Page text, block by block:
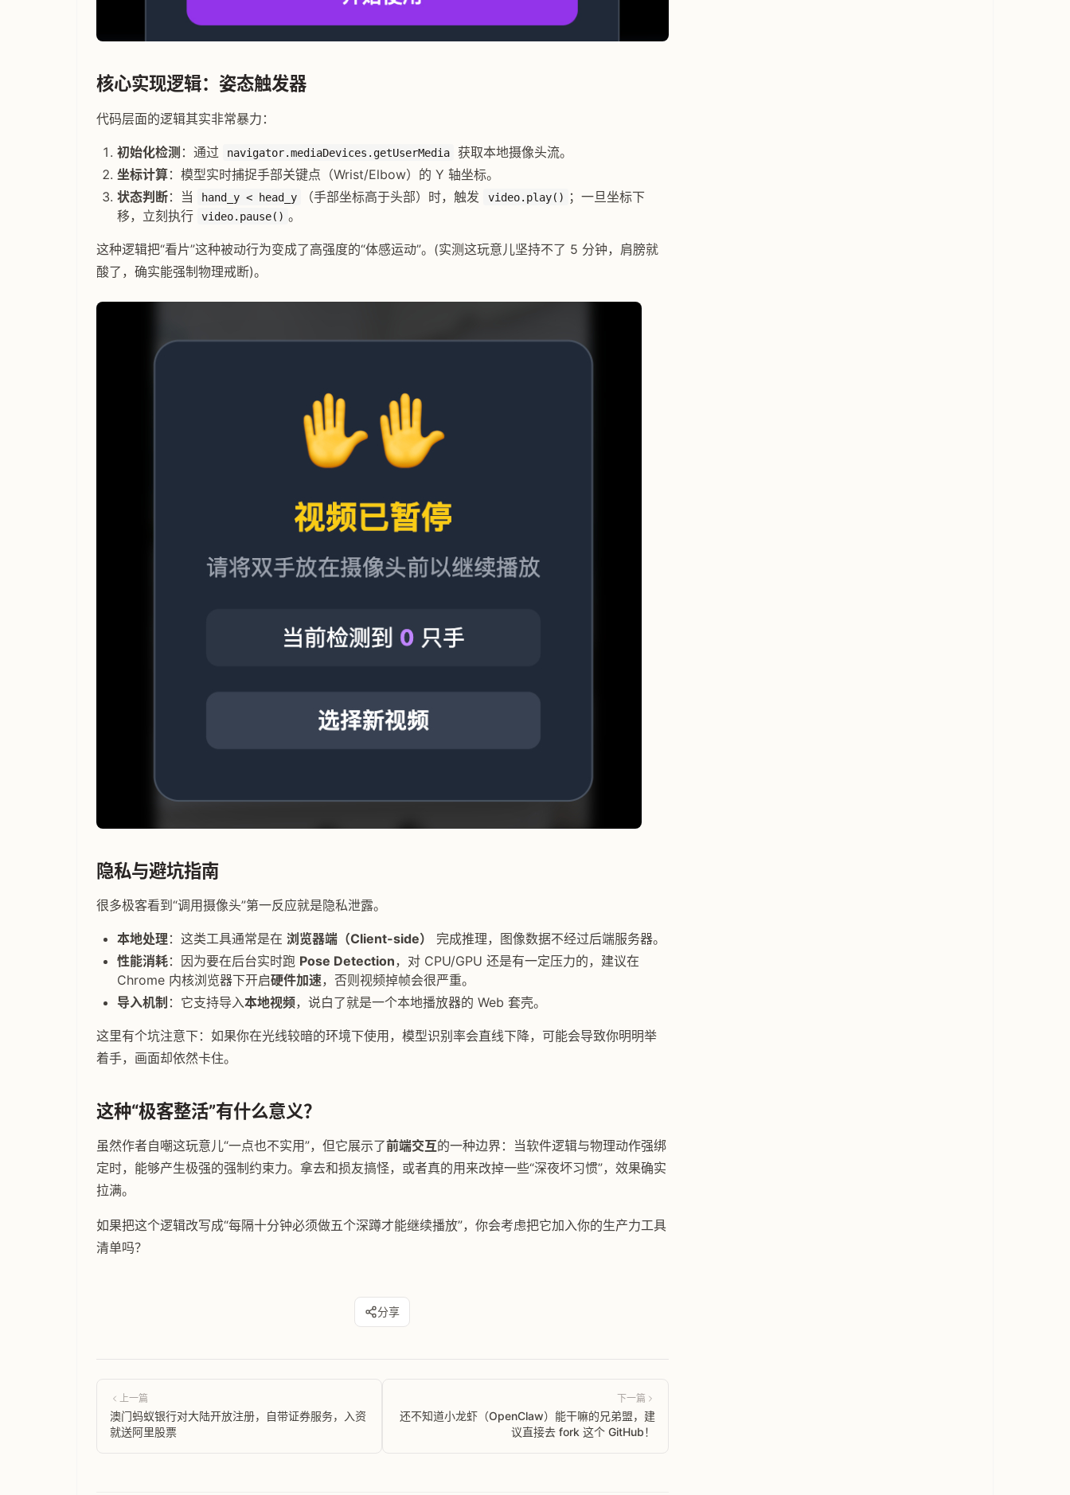
核心实现逻辑：姿态触发器
代码层面的逻辑其实非常暴力：
初始化检测 ：通过 navigator.mediaDevices.getUserMedia
获取本地摄像头流。
坐标计算：模型实时捕捉手部关键点（Wrist/Elbow）的 Y 轴坐标。
状态判断：当 hand_y < head_y （手部坐标高于头部）时，触发 video.play()
；一旦坐标下
移，立刻执行
video.pause() 。
这种逻辑把“看片”这种被动行为变成了高强度的“体感运动”。(实测这玩意儿坚持不了 5 分钟，肩膀就
酸了，确实能强制物理戒断)。
隐私与避坑指南
很多极客看到“调用摄像头”第一反应就是隐私泄露。
本地处理 ：这类工具通常是在 浏览器端（Client-side）
完成推理，图像数据不经过后端服务器。
性能消耗：因为要在后台实时跑 Pose Detection，对 CPU/GPU 还是有一定压力的，建议在
Chrome 内核浏览器下开启硬件加速，否则视频掉帧会很严重。
导入机制 ：它支持导入本地视频，说白了就是一个本地播放器的 Web 套壳。
这里有个坑注意下：如果你在光线较暗的环境下使用，模型识别率会直线下降，可能会导致你明明举
着手，画面却依然卡住。
这种“极客整活”有什么意义？
虽然作者自嘲这玩意儿“一点也不实用”，但它展示了前端交互的一种边界：当软件逻辑与物理动作强绑
定时，能够产生极强的强制约束力。拿去和损友搞怪，或者真的用来改掉一些“深夜坏习惯”，效果确实
拉满。
如果把这个逻辑改写成“每隔十分钟必须做五个深蹲才能继续播放”，你会考虑把它加入你的生产力工具
清单吗？
分享
上一篇
澳门蚂蚁银行对大陆开放注册，自带证券服务，入资
就送阿里股票
下一篇
还不知道小龙虾（OpenClaw）能干嘛的兄弟盟，建
议直接去 fork 这个 GitHub！